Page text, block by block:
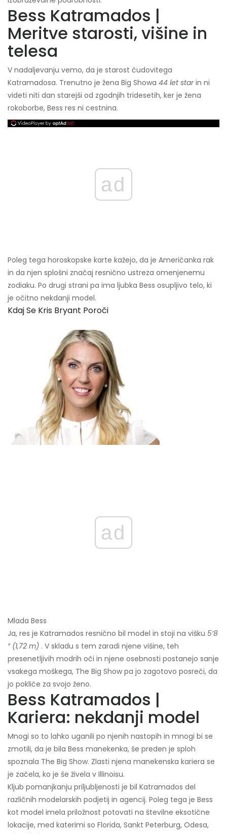
Bess Katramados |
Meritve starosti, višine in
telesa
V nadaljevanju vemo, da je starost čudovitega
Katramadosa. Trenutno je žena Big Showa 44 let starin ni
videti niti dan starejši od zgodnjih tridesetih, ker je žena
rokoborbe, Bess res ni cestnina.
ad
Poleg tega horoskopske karte kažejo, da je Američanka rak
in da njen splošni značaj resnično ustreza omenjenemu
zodiaku. Po drugi strani pa ima ljubka Bess osupljivo telo, ki
je očitno nekdanji model.
Kdaj Se Kris Bryant Poroči
ad
Mlada Bess
Ja, res je Katramados resnično bil model in stoji na višku 5’8
″ (1,72 m) . V skladu s tem zaradi njene višine, teh
presenetljivih modrih oči in njene osebnosti postanejo sanje
vsakega moškega, The Big Show pa jo zagotovo posreči, da
jo pokliče za svojo ženo.
Bess Katramados |
Kariera: nekdanji model
Mnogi so to lahko uganili po njenih nastopih in mnogi bi se
zmotili, da je bila Bess manekenka, še preden je sploh
spoznala The Big Show. Zlasti njena manekenska kariera se
je začela, ko je še živela v Illinoisu.
Kljub pomanjkanju priljubljenosti je bil Katramados del
različnih modelarskih podjetij in agencij. Poleg tega je Bess
kot model imela priložnost potovati na številne eksotične
lokacije, med katerimi so Florida, Sankt Peterburg, Odesa,